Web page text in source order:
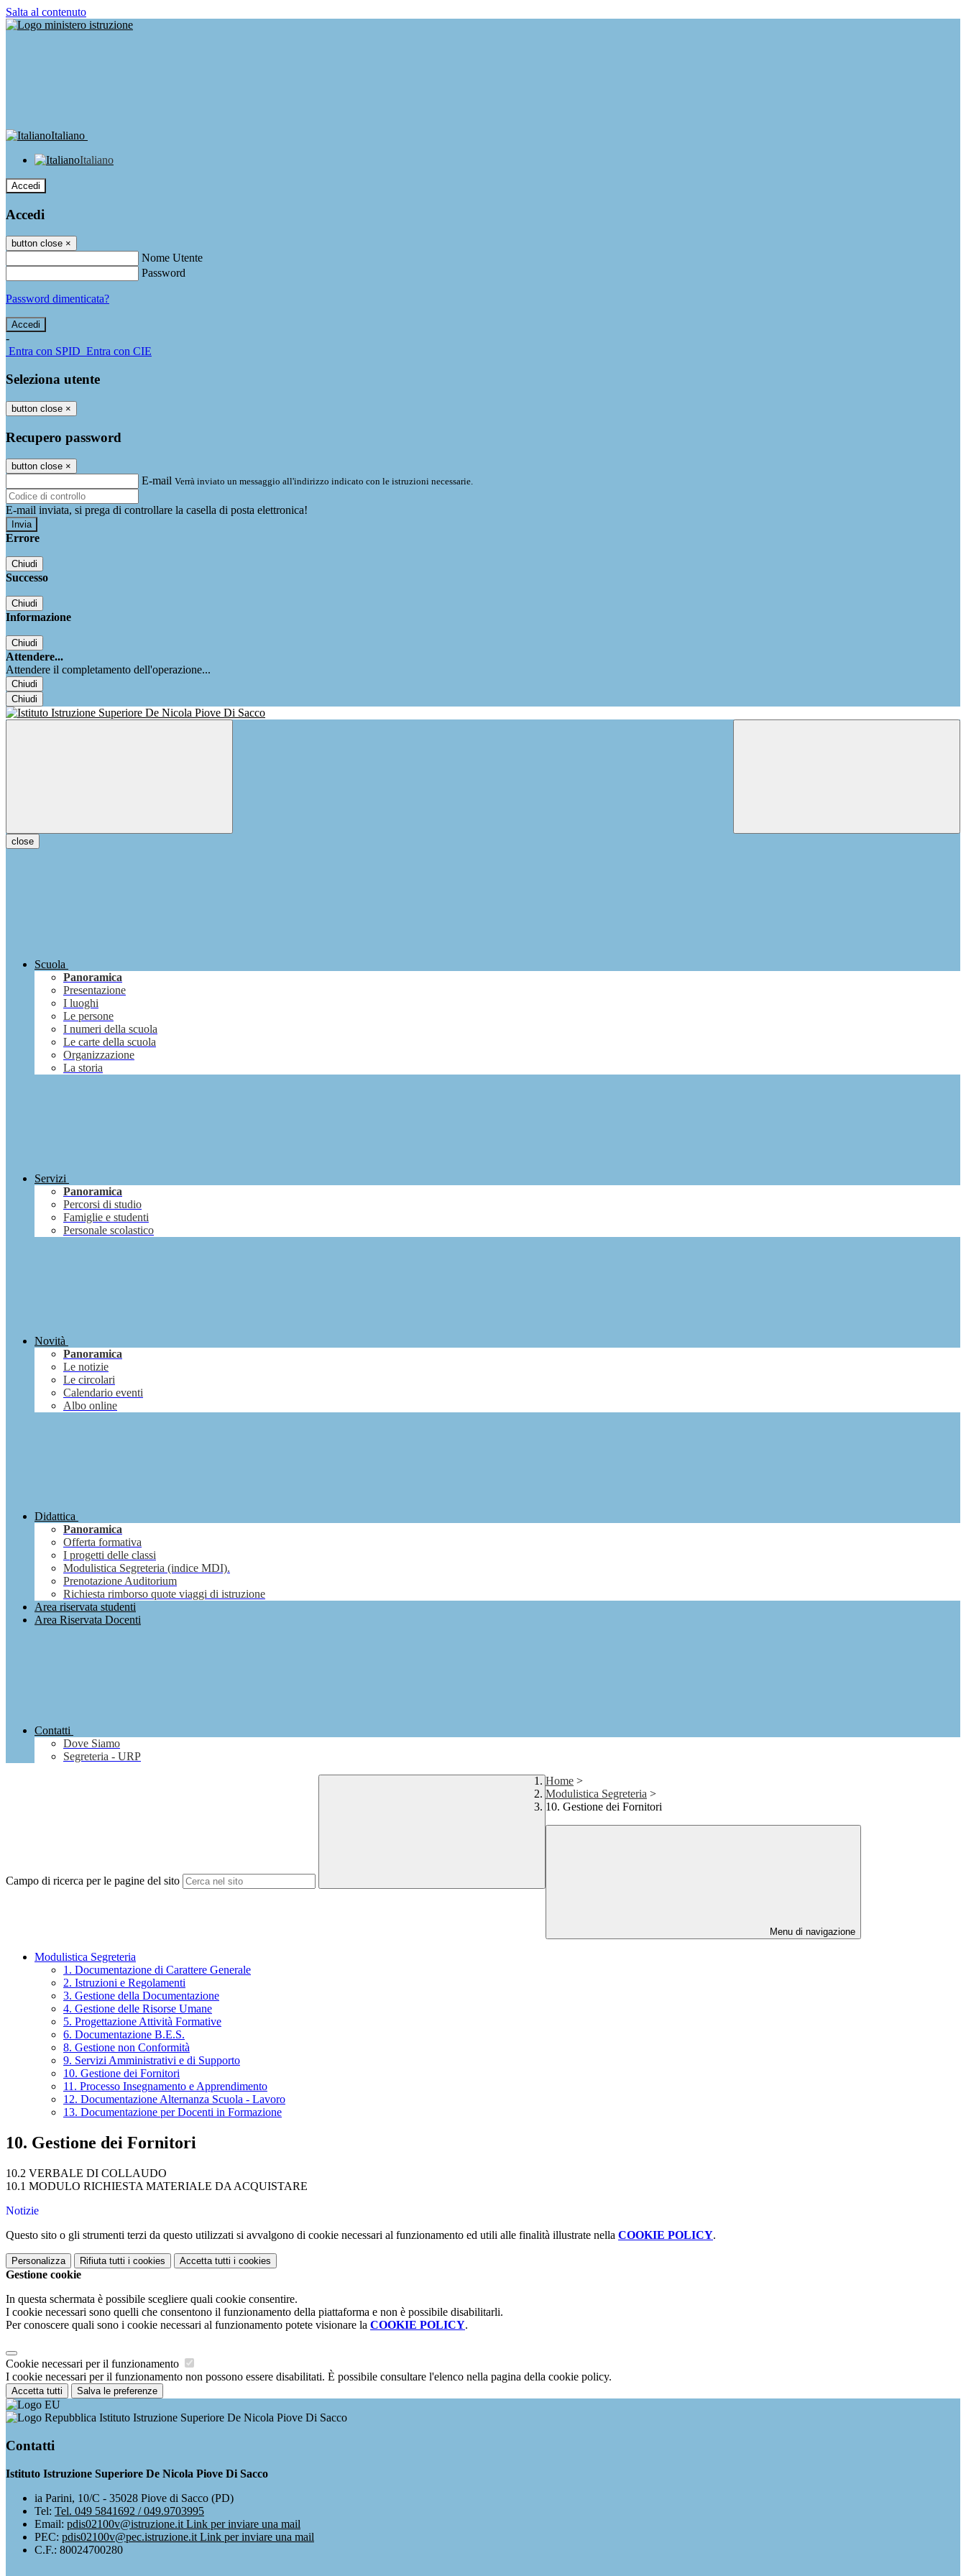
Salta al contenuto
Italiano
Italiano
Accedi
Accedi
button close ×
Nome Utente
Password
Password dimenticata?
-
Entra con SPID Entra con CIE
Seleziona utente
button close ×
Recupero password
button close ×
E-mail Verrà inviato un messaggio all'indirizzo indicato con le istruzioni necessarie.
E-mail inviata, si prega di controllare la casella di posta elettronica!
Errore
Chiudi
Successo
Chiudi
Informazione
Chiudi
Attendere...
Attendere il completamento dell'operazione...
Chiudi
Chiudi
close
Scuola
Panoramica
Presentazione
I luoghi
Le persone
I numeri della scuola
Le carte della scuola
Organizzazione
La storia
Servizi
Panoramica
Percorsi di studio
Famiglie e studenti
Personale scolastico
Novità
Panoramica
Le notizie
Le circolari
Calendario eventi
Albo online
Didattica
Panoramica
Offerta formativa
I progetti delle classi
Modulistica Segreteria (indice MDI).
Prenotazione Auditorium
Richiesta rimborso quote viaggi di istruzione
Area riservata studenti
Area Riservata Docenti
Contatti
Dove Siamo
Segreteria - URP
Campo di ricerca per le pagine del sito
Home >
Modulistica Segreteria >
10. Gestione dei Fornitori
Menu di navigazione
Modulistica Segreteria
1. Documentazione di Carattere Generale
2. Istruzioni e Regolamenti
3. Gestione della Documentazione
4. Gestione delle Risorse Umane
5. Progettazione Attività Formative
6. Documentazione B.E.S.
8. Gestione non Conformità
9. Servizi Amministrativi e di Supporto
10. Gestione dei Fornitori
11. Processo Insegnamento e Apprendimento
12. Documentazione Alternanza Scuola - Lavoro
13. Documentazione per Docenti in Formazione
10. Gestione dei Fornitori
10.2 VERBALE DI COLLAUDO
10.1 MODULO RICHIESTA MATERIALE DA ACQUISTARE
Notizie
Questo sito o gli strumenti terzi da questo utilizzati si avvalgono di cookie necessari al funzionamento ed utili alle finalità illustrate nella COOKIE POLICY.
Personalizza Rifiuta tutti i cookies Accetta tutti i cookies
Gestione cookie
In questa schermata è possibile scegliere quali cookie consentire.
I cookie necessari sono quelli che consentono il funzionamento della piattaforma e non è possibile disabilitarli.
Per conoscere quali sono i cookie necessari al funzionamento potete visionare la COOKIE POLICY.
Cookie necessari per il funzionamento
I cookie necessari per il funzionamento non possono essere disabilitati. È possibile consultare l'elenco nella pagina della cookie policy.
Accetta tutti Salva le preferenze
Istituto Istruzione Superiore De Nicola Piove Di Sacco
Contatti
Istituto Istruzione Superiore De Nicola Piove Di Sacco
ia Parini, 10/C - 35028 Piove di Sacco (PD)
Tel: Tel. 049 5841692 / 049.9703995
Email: pdis02100v@istruzione.it Link per inviare una mail
PEC: pdis02100v@pec.istruzione.it Link per inviare una mail
C.F.: 80024700280